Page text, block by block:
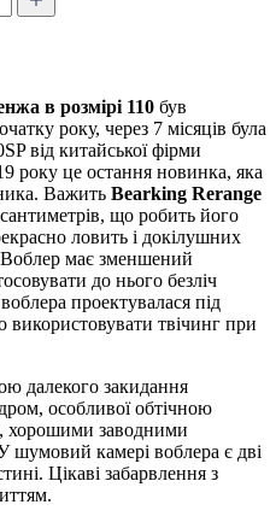
в розмірі 110 був
року, через 7 місяців була
від китайської фірми
року це остання новинка, яка
Важить Bearking Rerange
що робить його
ловить і докілушних
має зменшений
до нього безліч
проектувалася під
твічинг при
далекого закидання
особливої обтічною
хорошими заводними
шумовий камері воблера є дві
Цікаві забарвлення з